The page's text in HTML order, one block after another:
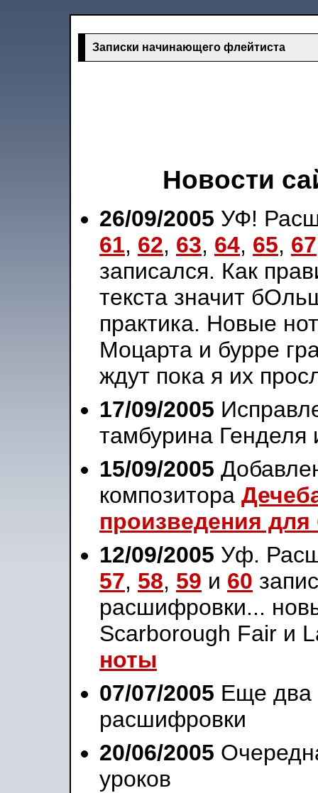
Записки начинающего флейтиста
Новости
26/09/2005 УФ!
61, 62, 63, 64, 65, 67
записался. Как
текста значит
практика. Новые
Моцарта и бурре
ждут пока я их
17/09/2005
тамбурина Генделя
15/09/2005
композитора
произведения
12/09/2005 Уф.
57, 58, 59 и 60
расшифровки...
Scarborough Fair и
ноты
07/07/2005 Еще два
расшифровки
20/06/2005
уроков